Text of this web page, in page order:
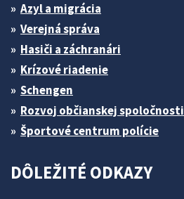
Azyl a migrácia
Verejná správa
Hasiči a záchranári
Krízové riadenie
Schengen
Rozvoj občianskej spoločnosti
Športové centrum polície
DÔLEŽITÉ ODKAZY